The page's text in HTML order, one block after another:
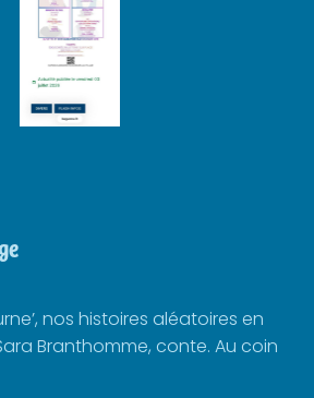
nos histoires aléatoires en
Branthomme, conte. Au coin